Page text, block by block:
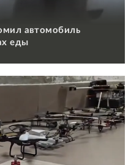
автомобиль
еды